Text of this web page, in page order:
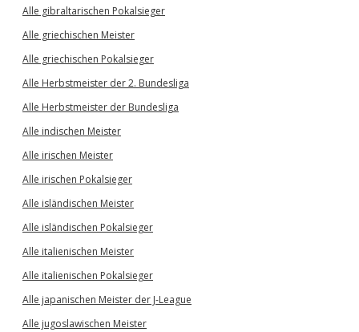
Alle gibraltarischen Pokalsieger
Alle griechischen Meister
Alle griechischen Pokalsieger
Alle Herbstmeister der 2. Bundesliga
Alle Herbstmeister der Bundesliga
Alle indischen Meister
Alle irischen Meister
Alle irischen Pokalsieger
Alle isländischen Meister
Alle isländischen Pokalsieger
Alle italienischen Meister
Alle italienischen Pokalsieger
Alle japanischen Meister der J-League
Alle jugoslawischen Meister